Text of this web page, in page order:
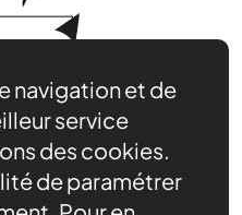
navigation et de
service
des cookies.
de paramétrer